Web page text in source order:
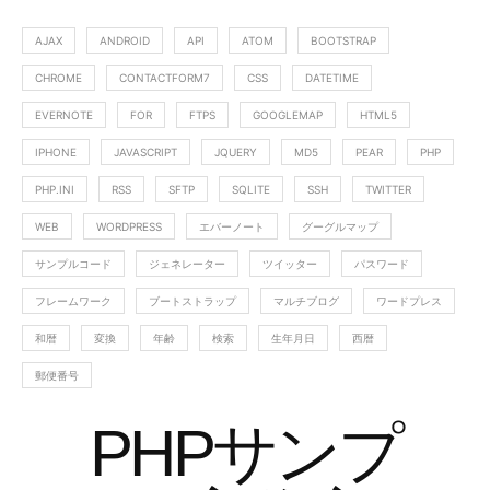
AJAX ANDROID API ATOM BOOTSTRAP
CHROME CONTACTFORM7 CSS DATETIME
EVERNOTE FOR FTPS GOOGLEMAP HTML5
IPHONE JAVASCRIPT JQUERY MD5 PEAR PHP
PHP.INI RSS SFTP SQLITE SSH TWITTER
WEB WORDPRESS エバーノート グーグルマップ
サンプルコード ジェネレーター ツイッター パスワード
フレームワーク ブートストラップ マルチブログ ワードプレス
和暦 変換 年齢 検索 生年月日 西暦
郵便番号
PHPサンプ